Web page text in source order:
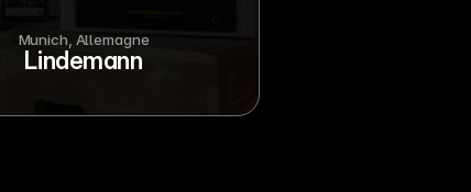
Munich, Allemagne
Lindemann